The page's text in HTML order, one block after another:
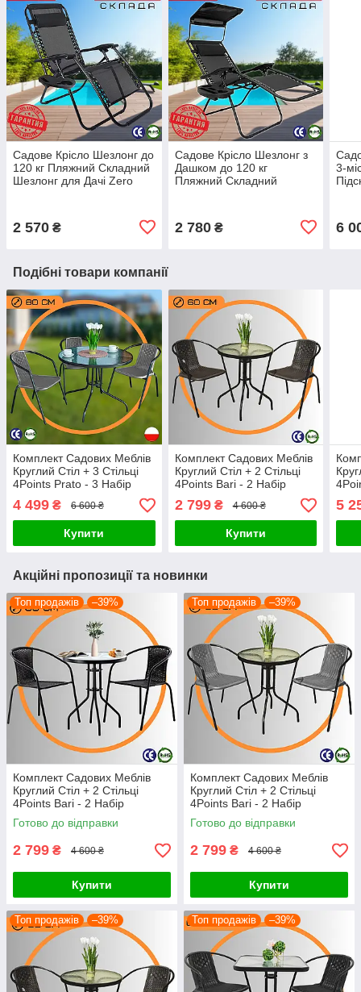
Садове Крісло Шезлонг до
120 кг Пляжний Складний
Шезлонг для Дачі Zero
2 570 ₴
Садове Крісло Шезлонг з
Дашком до 120 кг
Пляжний Складний
Gravity Розкладний Лежак
2 780₴
3-
6
Подібні товари компанії
Комплект Садових Меблів
Круглий Стіл + 3 Стільці
4Points Prato - 3 Набір
Садових Меблів зі
Штучного Ротангу Сірий
Польща
4 499 ₴ 6 600 ₴
Купити
Комплект Садових Меблів
Круглий Стіл + 2 Стільці
4Points Bari - 2 Набір
Садових Меблів зі
Штучного Ротангу
Коричневий Польща
2 799₴ 4 600 ₴
Купити
5
Акційні пропозиції та новинки
Топ продажів –39%
Комплект Садових Меблів
Круглий Стіл + 2 Стільці
4Points Bari - 2 Набір
Садових Меблів зі Штучного
Ротангу Чорний Польща
Готово до відправки
2 799 ₴ 4 600 ₴
Купити
Топ продажів –39%
Комплект Садових Меблів
Круглий Стіл + 2 Стільці
4Points Bari - 2 Набір
Садових Меблів зі Штучного
Ротангу Сірий Польща
Готово до відправки
2 799 ₴ 4 600 ₴
Купити
Топ продажів –39% Топ продажів –39%